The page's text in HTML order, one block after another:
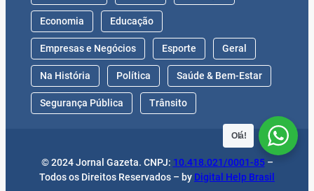
Economia Educação
Empresas e Negócios Esporte Geral
Na História Política Saúde & Bem-Estar
Segurança Pública Trânsito
© 2024 Jornal Gazeta. CNPJ: 10.418.021/0001-85–
Todos os Direitos Reservados – by Digital Help Brasil
Olá!